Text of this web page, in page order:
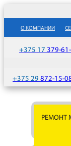
О КОМПАНИИ
+375 17 379-
+375 29 872-15-
РЕМОНТ